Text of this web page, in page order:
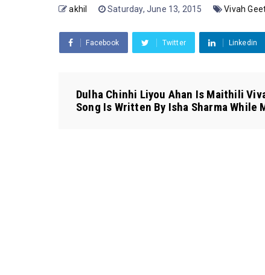
akhil Saturday, June 13, 2015 Vivah
Facebook Twitter Linkedin
Dulha Chinhi Liyou Ahan Is Maithili
Song Is Written By Isha Sharma While